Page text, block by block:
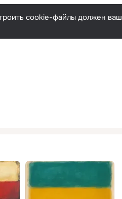
Русский
cookie-файлы должен ваш